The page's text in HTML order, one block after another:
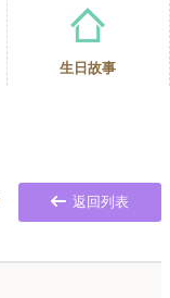
生日故事
返回列表